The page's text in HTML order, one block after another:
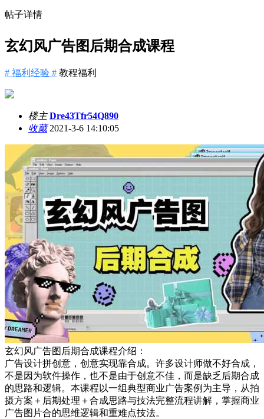
帖子详情
玄幻风广告图后期合成课程
# 福利经验 # 教程福利
楼主 Dre43Tfr54Q890
收藏2021-3-6 14:10:05
玄幻风广告图后期合成课程介绍：
广告设计拼创意，创意实现靠合成。许多设计师做不好合成，
不是因为软件操作，也不是由于创意不佳，而是缺乏后期合成
的思路和逻辑。本课程以一组典型商业广告案例为主导，从拍
摄方案＋后期处理＋合成思路与技法完整流程讲解，掌握商业
广告图片合的思维逻辑和重难点技法。